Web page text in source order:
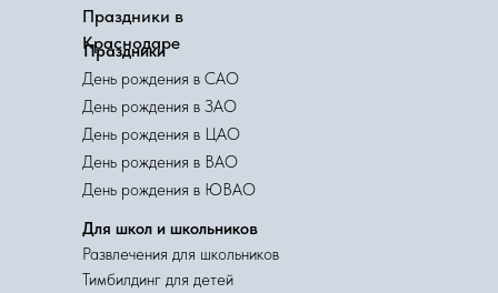
Праздники
День рождения в САО
День рождения в ЗАО
День рождения в ЦАО
День рождения в ВАО
День рождения в ЮВАО
Праздники в
Краснодаре
Развлечения для школьников
Тимбилдинг для детей
Для школ и школьников